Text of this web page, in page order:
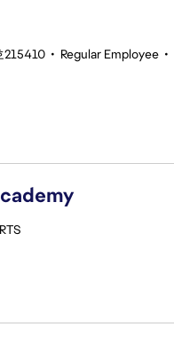
215410 • Regular Employee •